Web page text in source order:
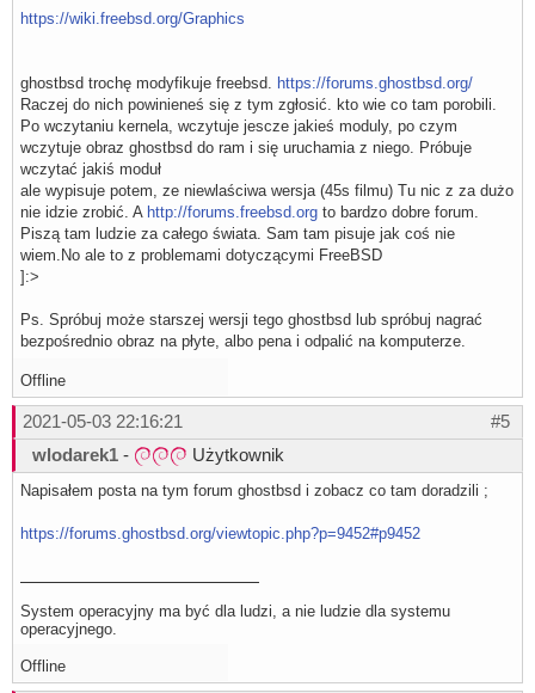
https://wiki.freebsd.org/Graphics
ghostbsd trochę modyfikuje freebsd. https://forums.ghostbsd.org/
Raczej do nich powinieneś się z tym zgłosić. kto wie co tam porobili.
Po wczytaniu kernela, wczytuje jescze jakieś moduly, po czym
wczytuje obraz ghostbsd do ram i się uruchamia z niego. Próbuje
wczytać jakiś moduł
ale wypisuje potem, ze niewlaściwa wersja (45s filmu) Tu nic z za dużo
nie idzie zrobić. A http://forums.freebsd.org to bardzo dobre forum.
Piszą tam ludzie za całego świata. Sam tam pisuje jak coś nie
wiem.No ale to z problemami dotyczącymi FreeBSD
]:>
Ps. Spróbuj może starszej wersji tego ghostbsd lub spróbuj nagrać
bezpośrednio obraz na płyte, albo pena i odpalić na komputerze.
Offline
#5
2021-05-03 22:16:21
wlodarek1 - Użytkownik
Napisałem posta na tym forum ghostbsd i zobacz co tam doradzili ;
https://forums.ghostbsd.org/viewtopic.php?p=9452#p9452
System operacyjny ma być dla ludzi, a nie ludzie dla systemu
operacyjnego.
Offline